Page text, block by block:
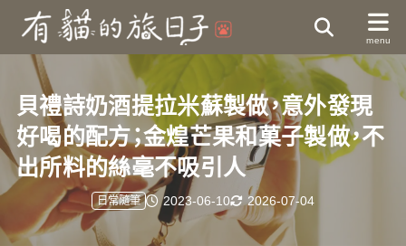
貝禮詩奶酒提拉米蘇製做，意外發現
好喝的配方；金煌芒果和菓子製做，不
出所料的絲毫不吸引人
2023-06-10 2026-07-04
日常隨筆